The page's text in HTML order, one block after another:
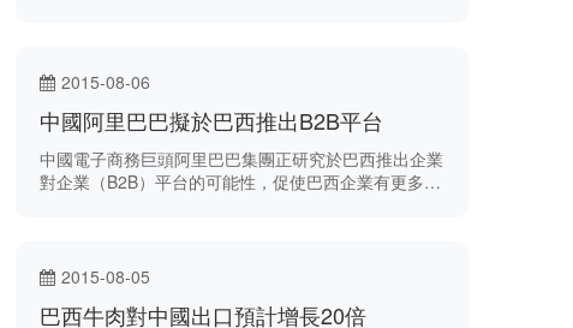
2015-08-06
中國阿里巴巴擬於巴西推出B2B平台
中國電子商務巨頭阿里巴巴集團正研究於巴西推出企業
對企業（B2B）平台的可能性，促使巴西企業有更多機
2015-08-05
巴西牛肉對中國出口預計增長20倍